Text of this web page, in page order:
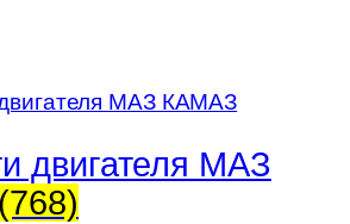
двигателя МАЗ
(768)